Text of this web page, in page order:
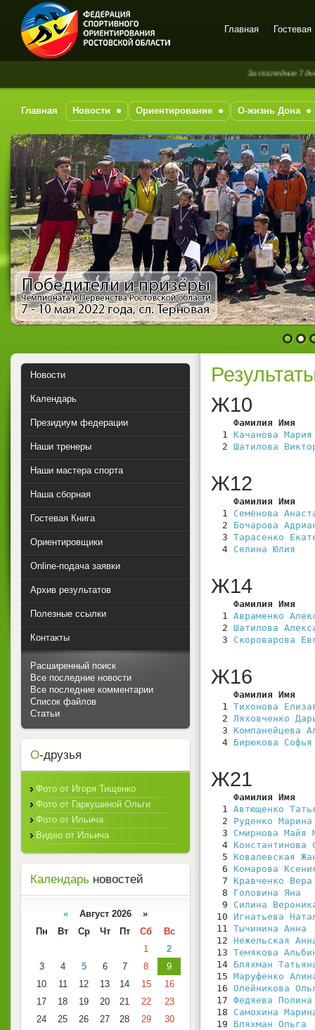
Спортивное
на-Дону
Главная Гостевая
За последние 7 дней
Главная Новости Ориентирование О-жизнь Дона
1 2
Ж10
Фамилия Имя
  1
Качанова Мария
  2
Шатилова
Ж12
Фамилия Имя
  1
Семёнова
  2
Бочарова
  3
Тарасенко
  4
Селина Юлия
Ж14
Фамилия Имя
  1
Авраменко
  2
Шатилова
  3
Скороварова
Ж16
Фамилия Имя
  1
Тихонова
  2
Ляховченко
  3
Компанейцева
  4
Бирюкова Софья
Ж21
Фамилия Имя
  1
Автющенко
  2
Руденко Марина
  3
Смирнова Майя
  4
Константинова
  5
Ковалевская
  6
Комарова
  7
Кравченко Вера
  8
Головина Яна
  9
Силина
10 Игнатьева
11 Тычинина Анна
12 Нежельская
13 Темякова
14 Бляхман
15 Маруфенко
16 Олейникова
17 Федяева
18 Самохина
19 Бляхман Ольга
Новости
Календарь
Президиум федерации
Наши тренеры
Наши мастера спорта
Наша сборная
Гостевая Книга
Ориентировщики
Online-подача заявки
Архив результатов
Полезные ссылки
Контакты
Расширенный поиск
Все последние новости
Все последние комментарии
Список файлов
Статьи
О-друзья
Фото от Игоря Тищенко
Фото от Гаркушиной Ольги
Фото от Ильича
Видео от Ильича
Календарь новостей
« Август 2026 »
Пн
Вт Ср Чт Пт Сб
Вс
1
2
3
4 5 6 7 8
9
10
11 12 13 14 15
16
17
18 19 20 21 22
23
24
25 26 27 28 29
30